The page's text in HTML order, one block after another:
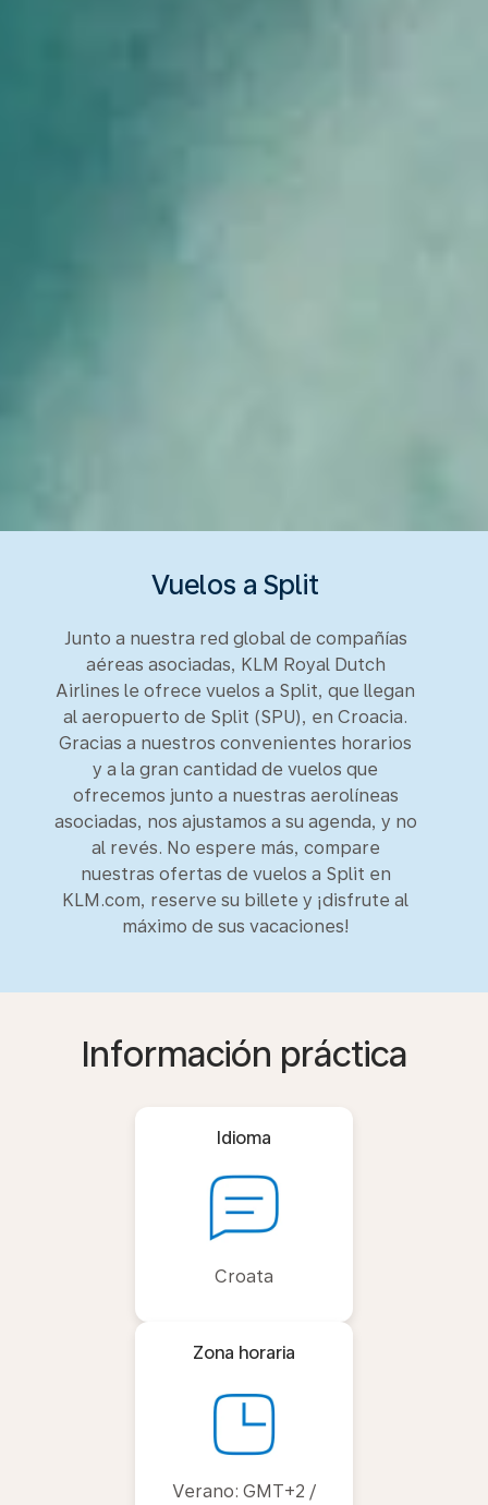
Vuelos a Split
Junto a nuestra red global de compañías
aéreas asociadas, KLM Royal Dutch
Airlines le ofrece vuelos a Split, que llegan
al aeropuerto de Split (SPU), en Croacia.
Gracias a nuestros convenientes horarios
y a la gran cantidad de vuelos que
ofrecemos junto a nuestras aerolíneas
asociadas, nos ajustamos a su agenda, y no
al revés. No espere más, compare
nuestras ofertas de vuelos a Split en
KLM.com, reserve su billete y ¡disfrute al
máximo de sus vacaciones!
Información práctica
Idioma
Croata
Zona horaria
Verano: GMT+2 /